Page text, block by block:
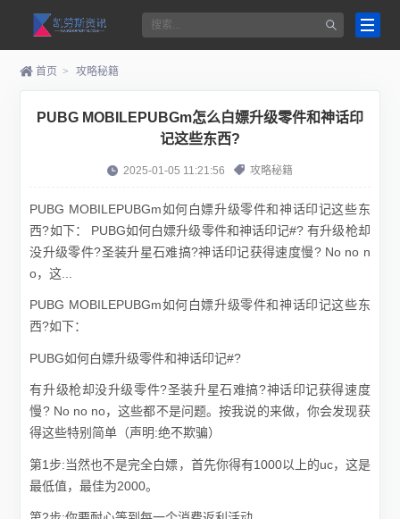
首页 > 攻略秘籍
PUBG MOBILEPUBGm怎么白嫖升级零件和神话印
记这些东西?
2025-01-05 11:21:56 攻略秘籍
PUBG MOBILEPUBGm如何白嫖升级零件和神话印记这些东
西?如下： PUBG如何白嫖升级零件和神话印记#? 有升级枪却
没升级零件?圣装升星石难搞?神话印记获得速度慢? No no n
o，这...
PUBG MOBILEPUBGm如何白嫖升级零件和神话印记这些东
西?如下：
PUBG如何白嫖升级零件和神话印记#?
有升级枪却没升级零件?圣装升星石难搞?神话印记获得速度
慢? No no no，这些都不是问题。按我说的来做，你会发现获
得这些特别简单（声明:绝不欺骗）
第1步:当然也不是完全白嫖，首先你得有1000以上的uc，这是
最低值，最佳为2000。